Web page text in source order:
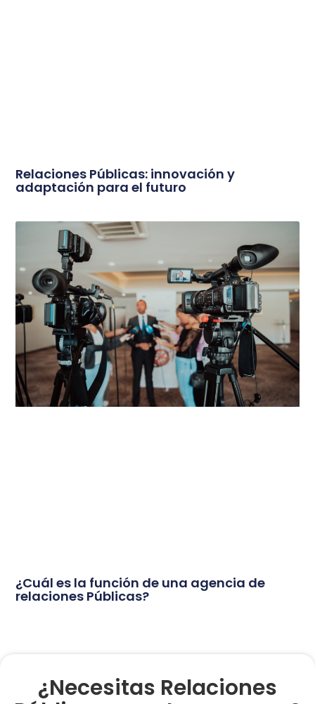
Relaciones Públicas: innovación y
adaptación para el futuro
¿Cuál es la función de una agencia de
relaciones Públicas?
¿Necesitas Relaciones